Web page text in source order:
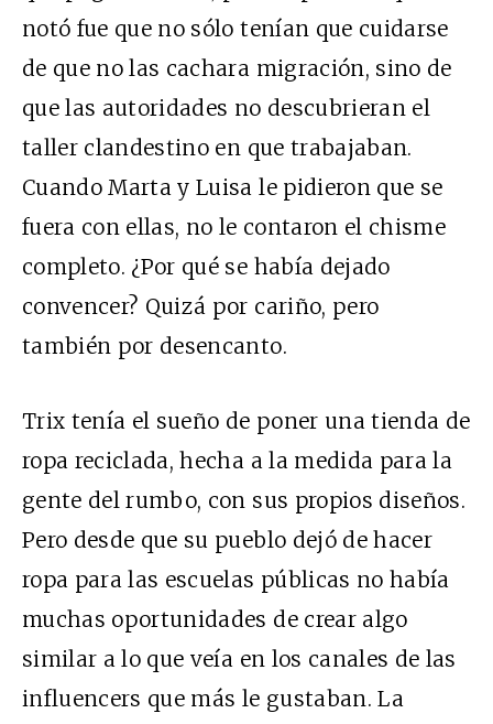
notó fue que no sólo tenían que cuidarse
de que no las cachara migración, sino de
que las autoridades no descubrieran el
taller clandestino en que trabajaban.
Cuando Marta y Luisa le pidieron que se
fuera con ellas, no le contaron el chisme
completo. ¿Por qué se había dejado
convencer? Quizá por cariño, pero
también por desencanto.
Trix tenía el sueño de poner una tienda de
ropa reciclada, hecha a la medida para la
gente del rumbo, con sus propios diseños.
Pero desde que su pueblo dejó de hacer
ropa para las escuelas públicas no había
muchas oportunidades de crear algo
similar a lo que veía en los canales de las
influencers que más le gustaban. La